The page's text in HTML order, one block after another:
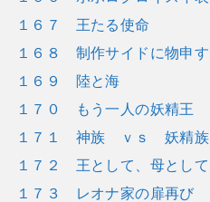
１６７ 王たる使命
１６８ 制作サイドに物申す
１６９ 陸と海
１７０ もう一人の妖精王
１７１ 神族 ｖｓ 妖精族
１７２ 王として、母として
１７３ レオナ家の扉再び